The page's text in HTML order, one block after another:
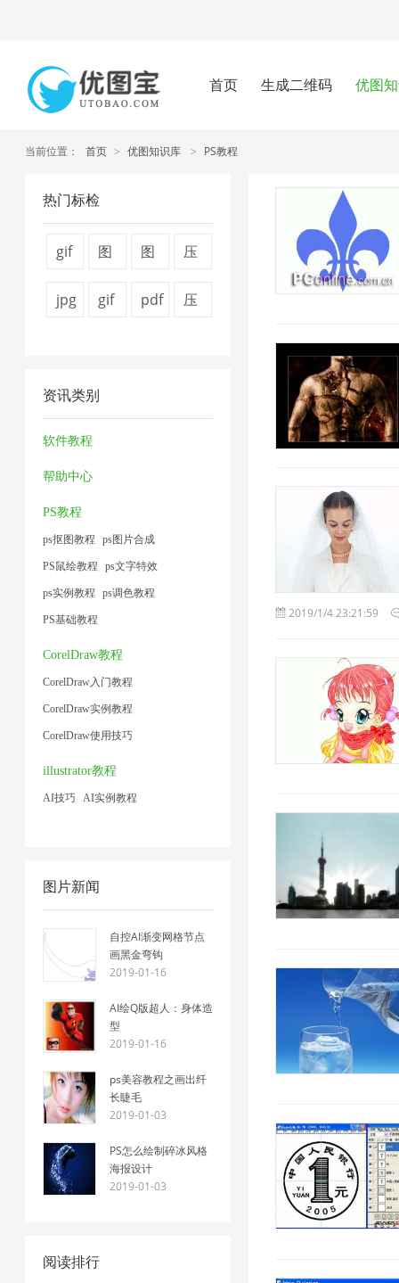
首页 生成二维码 优图
当前位置： 首页 > 优图知识库 > PS教程
热门标检
gif
缩
2
图
7
图
2
压
jpg
1
gif
2
pdf
压
资讯类别
软件教程
帮助中心
PS教程
ps抠图教程 ps图片合成
PS鼠绘教程 ps文字特效
ps实例教程 ps调色教程
PS基础教程
CorelDraw教程
CorelDraw入门教程
CorelDraw实例教程
CorelDraw使用技巧
illustrator教程
AI技巧 AI实例教程
图片新闻
自控AI渐变网格节点
画黑金弯钩
2019-01-16
AI绘Q版超人：身体造
型
2019-01-16
ps美容教程之画出纤
长睫毛
2019-01-03
PS怎么绘制碎冰风格
海报设计
2019-01-03
阅读排行
2019/1/4 23:21:59